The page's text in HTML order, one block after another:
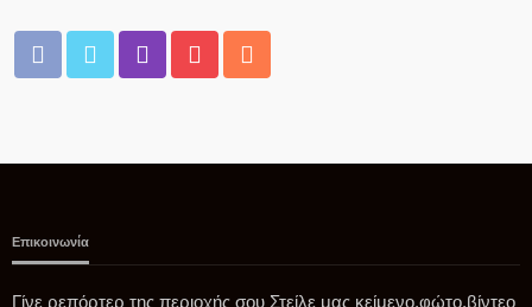
ΑΣΤΥΝΟΜΊΑ
Θρίλερ με τον θάνατο 68χρονου στις Σέρρες- Συνεχίζονται οι
Επικοινωνία
Γίνε ρεπόρτερ της περιοχής σου Στείλε μας κείμενο,φώτο,βίντεο